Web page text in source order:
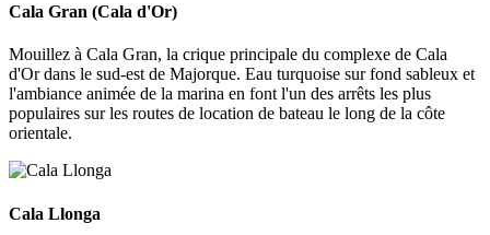
Cala Gran (Cala d'Or)
Mouillez à Cala Gran, la crique principale du complexe de Cala
d'Or dans le sud-est de Majorque. Eau turquoise sur fond sableux et
l'ambiance animée de la marina en font l'un des arrêts les plus
populaires sur les routes de location de bateau le long de la côte
orientale.
Cala Llonga
Cala Llonga